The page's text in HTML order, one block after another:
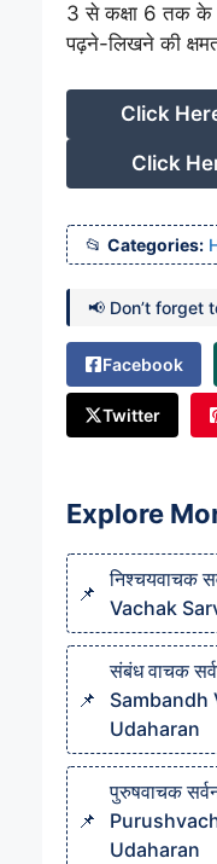
3 से कक्षा 6 तक के
पढ़ने-लिखने की
Click
Click
Categories:
📢 Don’t forget
Facebook
Twitter
Explore
निश्चयवाचक
Vachak
संबंध वाचक
Sambandh
Udaharan
पुरुषवाचक
Udaharan